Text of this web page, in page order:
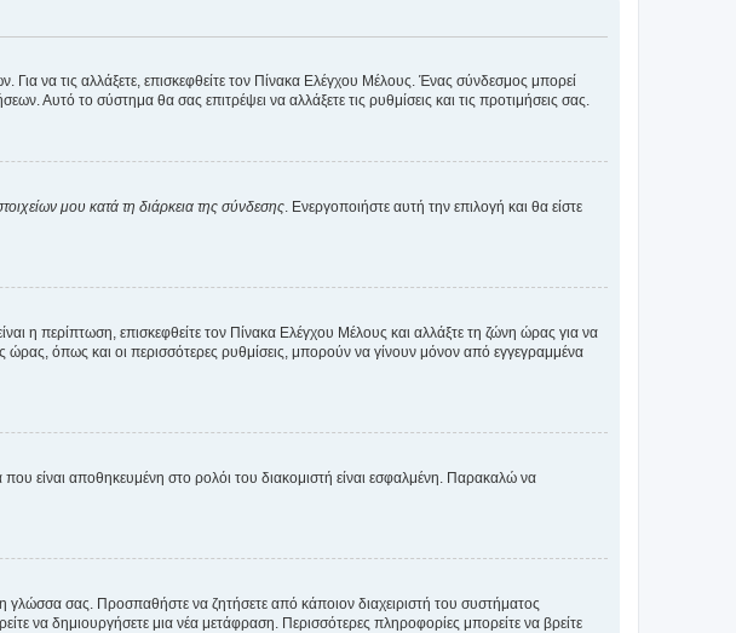
να τις αλλάξετε, επισκεφθείτε τον Πίνακα Ελέγχου Μέλους. Ένας σύνδεσμος μπορεί
Αυτό το σύστημα θα σας επιτρέψει να αλλάξετε τις ρυθμίσεις και τις προτιμήσεις σας.
μου κατά τη διάρκεια της σύνδεσης. Ενεργοποιήστε αυτή την επιλογή και θα είστε
η περίπτωση, επισκεφθείτε τον Πίνακα Ελέγχου Μέλους και αλλάξτε τη ζώνη ώρας για να
όπως και οι περισσότερες ρυθμίσεις, μπορούν να γίνουν μόνον από εγγεγραμμένα
είναι αποθηκευμένη στο ρολόι του διακομιστή είναι εσφαλμένη. Παρακαλώ να
γλώσσα σας. Προσπαθήστε να ζητήσετε από κάποιον διαχειριστή του συστήματος
να δημιουργήσετε μια νέα μετάφραση. Περισσότερες πληροφορίες μπορείτε να βρείτε